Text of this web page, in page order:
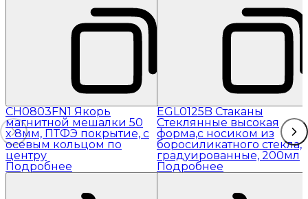
CH0803FN1 Якорь
магнитной мешалки 50
x 8мм, ПТФЭ покрытие, с
осевым кольцом по
центру
Подробнее
EGL0125B Стаканы
Стеклянные высокая
форма,с носиком из
боросиликатного стекла,
градуированные, 200мл
Подробнее